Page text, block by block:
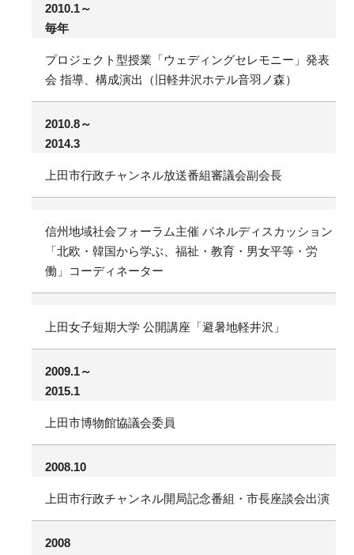
2010.1～
毎年
プロジェクト型授業「ウェディングセレモニー」発表
会 指導、構成演出（旧軽井沢ホテル音羽ノ森）
2010.8～
2014.3
上田市行政チャンネル放送番組審議会副会長
信州地域社会フォーラム主催 パネルディスカッション
「北欧・韓国から学ぶ、福祉・教育・男女平等・労
働」コーディネーター
上田女子短期大学 公開講座「避暑地軽井沢」
2009.1～
2015.1
上田市博物館協議会委員
2008.10
上田市行政チャンネル開局記念番組・市長座談会出演
2008